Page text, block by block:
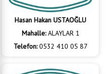
Hasan Hakan USTAOĞLU
Mahalle:ALAYLAR 1
Telefon:0532 410 05 87